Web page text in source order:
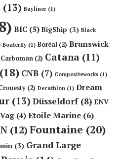
(13) Bayliner (1)
BIC (5) BigShip (3) Black
Boaterfly (1) Boréal (2) Brunswick
Carboman (2) Catana (11)
(18) CNB (7) Compositeworks (1)
(2) Decathlon (1) Dream
(13) Düsseldorf(8) ENV
(4) Etoile Marine (6)
(12) Fountaine (20)
(3) Grand Large